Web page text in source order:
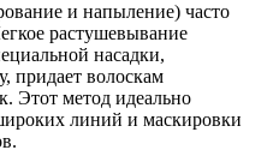
и напыление) часто
растушевывание
насадки,
придает волоскам
Этот метод идеально
линий и маскировки